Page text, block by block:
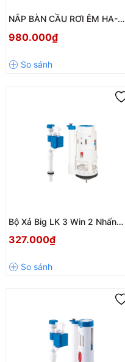
NẮP BÀN CẦU RƠI ÊM HA-45
KHÔNG DÙNG ĐIỆN
980.000₫
Bộ Xả Big LK 3 Win 2 Nhấn
Nước Nhanh, Hoạt Động Êm
327.000₫